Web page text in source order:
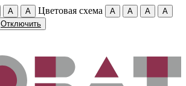
A A Цветовая схема A A A
A
Отключить